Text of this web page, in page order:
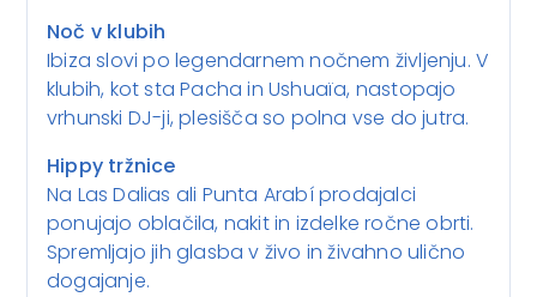
Noč v klubih
Ibiza slovi po legendarnem nočnem življenju. V
klubih, kot sta Pacha in Ushuaïa, nastopajo
vrhunski DJ-ji, plesišča so polna vse do jutra.
Hippy tržnice
Na Las Dalias ali Punta Arabí prodajalci
ponujajo oblačila, nakit in izdelke ročne obrti.
Spremljajo jih glasba v živo in živahno ulično
dogajanje.